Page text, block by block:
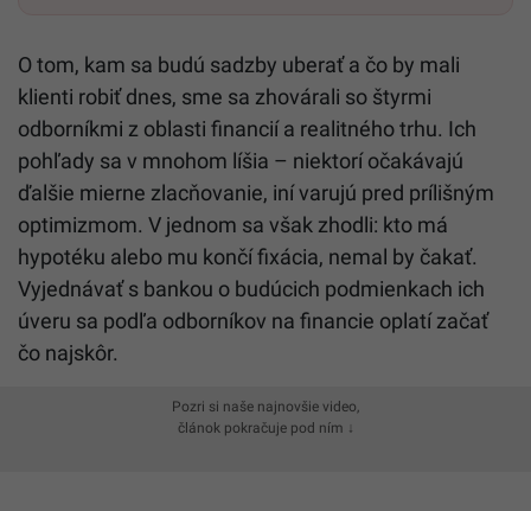
O tom, kam sa budú sadzby uberať a čo by mali
klienti robiť dnes, sme sa zhovárali so štyrmi
odborníkmi z oblasti financií a realitného trhu. Ich
pohľady sa v mnohom líšia – niektorí očakávajú
ďalšie mierne zlacňovanie, iní varujú pred prílišným
optimizmom. V jednom sa však zhodli: kto má
hypotéku alebo mu končí fixácia, nemal by čakať.
Vyjednávať s bankou o budúcich podmienkach ich
úveru sa podľa odborníkov na financie oplatí začať
čo najskôr.
Pozri si naše najnovšie video,
článok pokračuje pod ním ↓